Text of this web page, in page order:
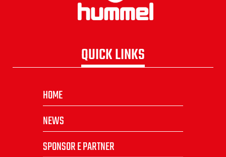
QUICK LINKS
HOME
NEWS
SPONSOR E PARTNER